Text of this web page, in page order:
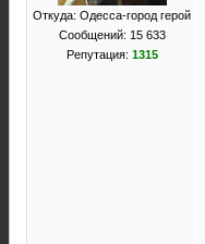
Откуда: Одесса-город герой
Сообщений: 15 633
Репутация: 1315